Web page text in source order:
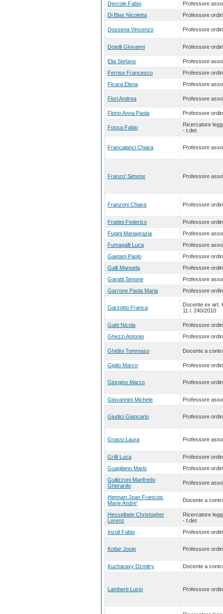
Dercole Fabio
Professore
Di Blas Nicoletta
Professore
Dossena Vincenzo Professore
Dotelli Giovanni Professore
Elia Stefano
Professore
Ferrise Francesco
Professore
Ficara Elena
Professore
Flori Andrea Professore
Florio Anna Paola Professore
Fossa Fabio
Ricercatore
- t.det.
Francalanci Chiara Professore
Franzo' Simone Professore
Franzoni Chiara Professore
Frattini Federico
Professore
Fugini Mariagrazia
Professore
Fumagalli Luca
Professore
Gaetani Paolo
Professore
Galli Manuela
Professore
Garatti Simone
Professore
Garrone Paola Maria
Professore
Garzotto Franca
Docente ex art.
11 l. 240/2010
Gatti Nicola
Professore
Ghezzi Antonio
Professore
Ghidini Tommaso Docente a
Giglio Marco Professore
Giorgino Marco Professore
Giovannini Michele Professore
Giudici Giancarlo Professore
Grassi Laura Professore
Grilli Luca
Professore
Guagliano Mario
Professore
Guilizzoni Manfredo
Gherardo
Professore
Hennart Jean Francois
Marie Andre'
Docente a
Hesselbein Christopher
Lorenz
Ricercatore
- t.det.
Inzoli Fabio
Professore
Kotlar Josip Professore
Kucharavy Dzmitry Docente a
Lamberti Lucio Professore